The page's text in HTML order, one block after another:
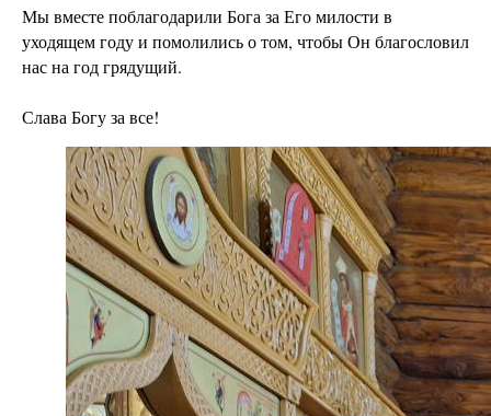
Мы вместе поблагодарили Бога за Его милости в
уходящем году и помолились о том, чтобы Он благословил
нас на год грядущий.
Слава Богу за все!